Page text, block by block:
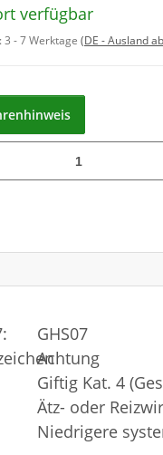
verfügbar
3 - 7 Werktage (DE - Ausland
GHS07
Achtung
Giftig Kat. 4
Ätz- oder
Niedrigere